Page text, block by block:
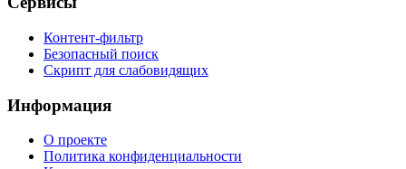
Контент-фильтр
Безопасный поиск
Скрипт для слабовидящих
Информация
О проекте
Политика конфиденциальности